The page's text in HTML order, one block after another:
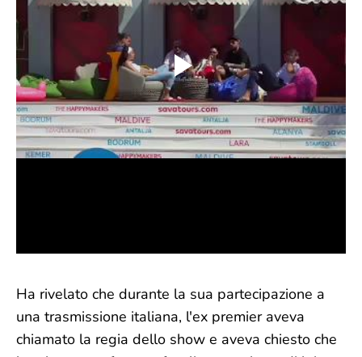
Ha rivelato che durante la sua partecipazione a
una trasmissione italiana, l'ex premier aveva
chiamato la regia dello show e aveva chiesto che